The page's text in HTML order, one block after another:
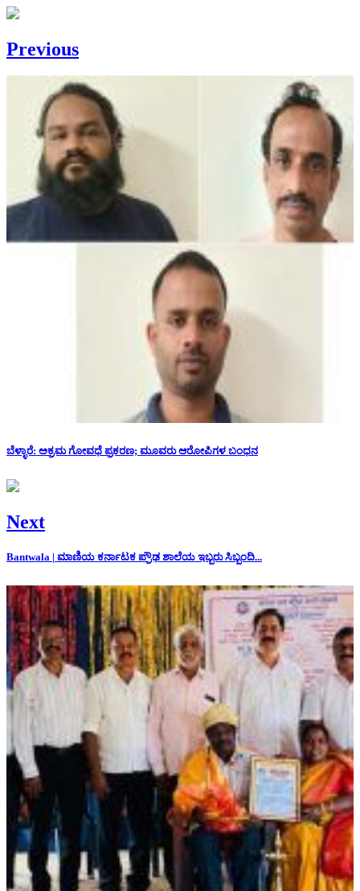
Previous
ಬೆಳ್ಳಾರೆ: ಅಕ್ರಮ ಗೋವಧೆ ಪ್ರಕರಣ; ಮೂವರು ಆರೋಪಿಗಳ ಬಂಧನ
Next
Bantwala | ಮಾಣಿಯ ಕರ್ನಾಟಕ ಪ್ರೌಢ ಶಾಲೆಯ ಇಬ್ಬರು ಸಿಬ್ಬಂದಿ...